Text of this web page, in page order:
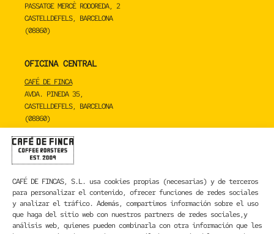
CAFÉ DE FINCAS, S.L. usa cookies propias (necesarias) y de terceros
para personalizar el contenido, ofrecer funciones de redes sociales
y analizar el tráfico. Además, compartimos información sobre el uso
que haga del sitio web con nuestros partners de redes sociales,y
análisis web, quienes pueden combinarla con otra información que les
PASSATGE MERCÈ RODOREDA, 2
CASTELLDEFELS, BARCELONA
(08860)
OFICINA CENTRAL
CAFÉ DE FINCA
AVDA. PINEDA 35,
CASTELLDEFELS, BARCELONA
(08860)
TOSTADERO
CAFÉ DE FINCA
CARRER DE LA MARE DE DÉU DE NÚRIA 23C,
SANT BOI DE LLOBREGAT, BARCELONA
(08830)
CONTACTA CON NOSOTROS